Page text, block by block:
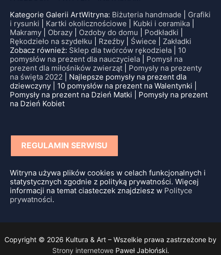
Kategorie Galerii ArtWitryna: Biżuteria handmade
Grafiki
i rysunki
Kartki okolicznościowe Kubki i ceramika
Makramy
Obrazy Ozdoby do domu Podkładki
Rękodzieło na szydełku
Rzeźby Świece
Zakładki
Zobacz również: Sklep dla twórców rękodzieła
10
pomysłów na prezent dla nauczyciela
Pomysł na
prezent dla miłośników zwierząt
Pomysły na prezenty
na święta 2022 | Najlepsze pomysły na prezent dla
dziewczyny | 10 pomysłów na prezent na Walentynki |
Pomysły na prezent na Dzień Matki | Pomysły na prezent
na Dzień Kobiet
REGULAMIN SERWISU
Witryna używa plików cookies w celach funkcjonalnych i
statystycznych zgodnie z polityką prywatności. Więcej
informacji na temat ciasteczek znajdziesz w Polityce
prywatności.
Copyright © 2026 Kultura & Art – Wszelkie prawa zastrzeżone by
Strony internetowePaweł Jabłoński.